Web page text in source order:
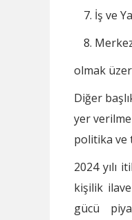
İş ve
olmak
Diğer
yer
politika ve
2024 yılı
kişilik
gücü